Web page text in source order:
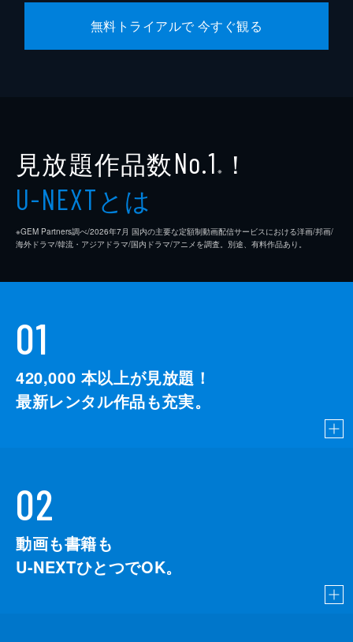
無料トライアルで 今すぐ観る
見放題作品数No.1 ※ ！
U-NEXTとは
※GEM Partners調べ/2026年7⽉ 国内の主要な定額制動画配信サービスにおける洋画/邦画/
海外ドラマ/韓流・アジアドラマ/国内ドラマ/アニメを調査。別途、有料作品あり。
01
420,000 本以上が見放題！
最新レンタル作品も充実。
02
動画も書籍も
U-NEXTひとつでOK。